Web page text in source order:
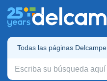
Todas las páginas Delcampe